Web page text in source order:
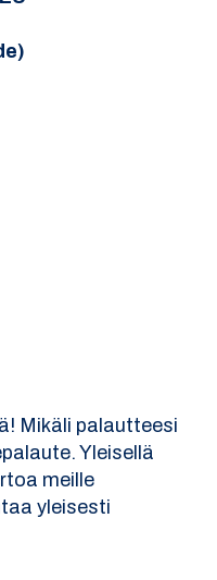
Mikäli palautteesi
Yleisellä
meille
yleisesti